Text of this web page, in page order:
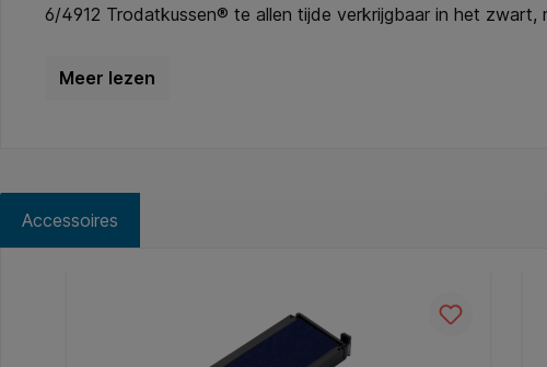
6/4912 Trodatkussen® te allen tijde verkrijgbaar in het
Accessoires